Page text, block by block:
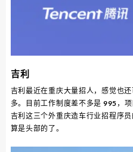
吉利
吉利最近在重庆大量招人，感觉也
多。目前工作制度差不多是 995，
吉利这三个外重庆造车行业招程序
算是头部的了。